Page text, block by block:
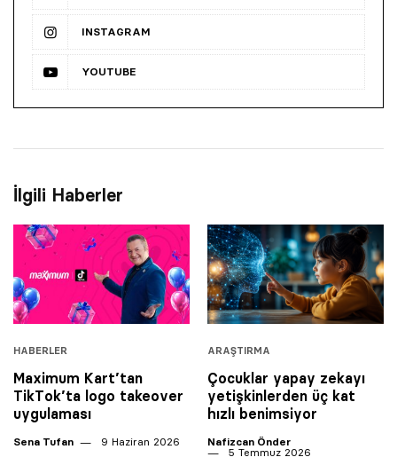
INSTAGRAM
YOUTUBE
İlgili Haberler
HABERLER
Maximum Kart’tan
TikTok’ta logo takeover
uygulaması
Sena Tufan 9 Haziran 2026
ARAŞTIRMA
Çocuklar yapay zekayı
yetişkinlerden üç kat
hızlı benimsiyor
Nafizcan Önder
5 Temmuz 2026